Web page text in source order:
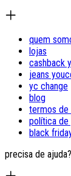
quem
lojas
cashback
jeans
yc change
blog
termos de
política de
black
precisa de ajuda?